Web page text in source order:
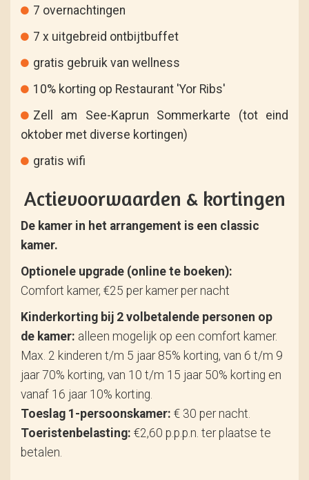
7 overnachtingen
7 x uitgebreid ontbijtbuffet
gratis gebruik van wellness
10% korting op Restaurant 'Yor Ribs'
Zell am See-Kaprun Sommerkarte (tot eind
oktober met diverse kortingen)
gratis wifi
Actievoorwaarden & kortingen
De kamer in het arrangement is een classic
kamer.
Optionele upgrade (online te boeken):
Comfort kamer, €25 per kamer per nacht
Kinderkorting bij 2 volbetalende personen op
de kamer: alleen mogelijk op een comfort kamer.
Max. 2 kinderen t/m 5 jaar 85% korting, van 6 t/m 9
jaar 70% korting, van 10 t/m 15 jaar 50% korting en
vanaf 16 jaar 10% korting.
Toeslag 1-persoonskamer: € 30 per nacht.
Toeristenbelasting: €2,60 p.p.p.n. ter plaatse te
betalen.